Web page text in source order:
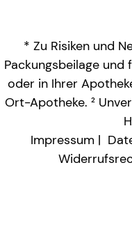
* Zu Risiken und
Packungsbeilage und
oder in Ihrer
Ort-Apotheke. ²
Impressum